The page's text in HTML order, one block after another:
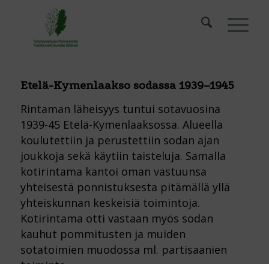
Etelä-Kymenlaakso sodassa 1939–1945
Rintaman läheisyys tuntui sotavuosina
1939-45 Etelä-Kymenlaaksossa. Alueella
koulutettiin ja perustettiin sodan ajan
joukkoja sekä käytiin taisteluja. Samalla
kotirintama kantoi oman vastuunsa
yhteisestä ponnistuksesta pitämällä yllä
yhteiskunnan keskeisiä toimintoja.
Kotirintama otti vastaan myös sodan
kauhut pommitusten ja muiden
sotatoimien muodossa ml. partisaanien